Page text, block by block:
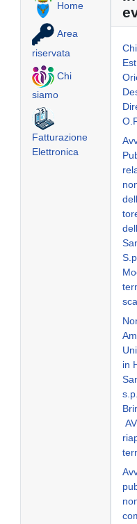
Home
Area
riservata
Chi
siamo
Fatturazione
Elettronica
in